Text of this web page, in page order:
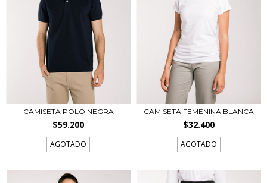
CAMISETA POLO NEGRA
$59.200
AGOTADO
CAMISETA FEMENINA BLANCA
$32.400
AGOTADO